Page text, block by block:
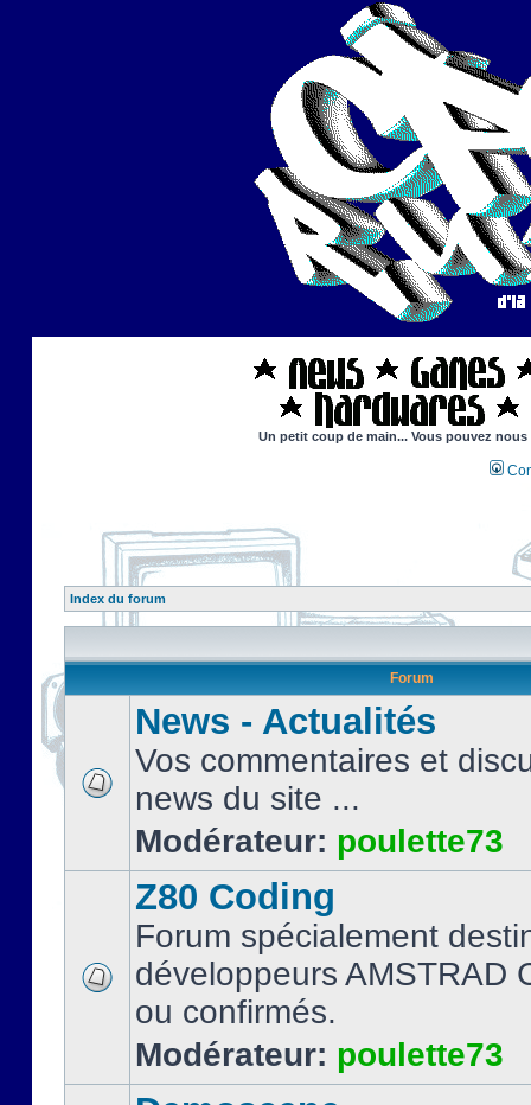
Un petit coup de main... Vous pouvez
Index du forum
Forum
News - Actualités
Vos commentaires et
news du site ...
Modérateur: poulette73
Z80 Coding
Forum spécialement
développeurs AMSTRAD
ou confirmés.
Modérateur: poulette73